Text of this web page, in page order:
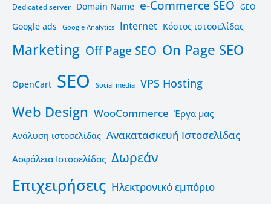
Dedicated server Domain Name e-Commerce SEO GEO
Google ads Google Analytics Internet Kόστος ιστοσελίδας
Marketing Off Page SEO On Page SEO
OpenCart SEO Social media VPS Hosting
Web Design WooCommerce Έργα μας
Ανάλυση ιστοσελίδας Ανακατασκευή Ιστοσελίδας
Ασφάλεια Ιστοσελίδας Δωρεάν
Επιχειρήσεις Ηλεκτρονικό εμπόριο